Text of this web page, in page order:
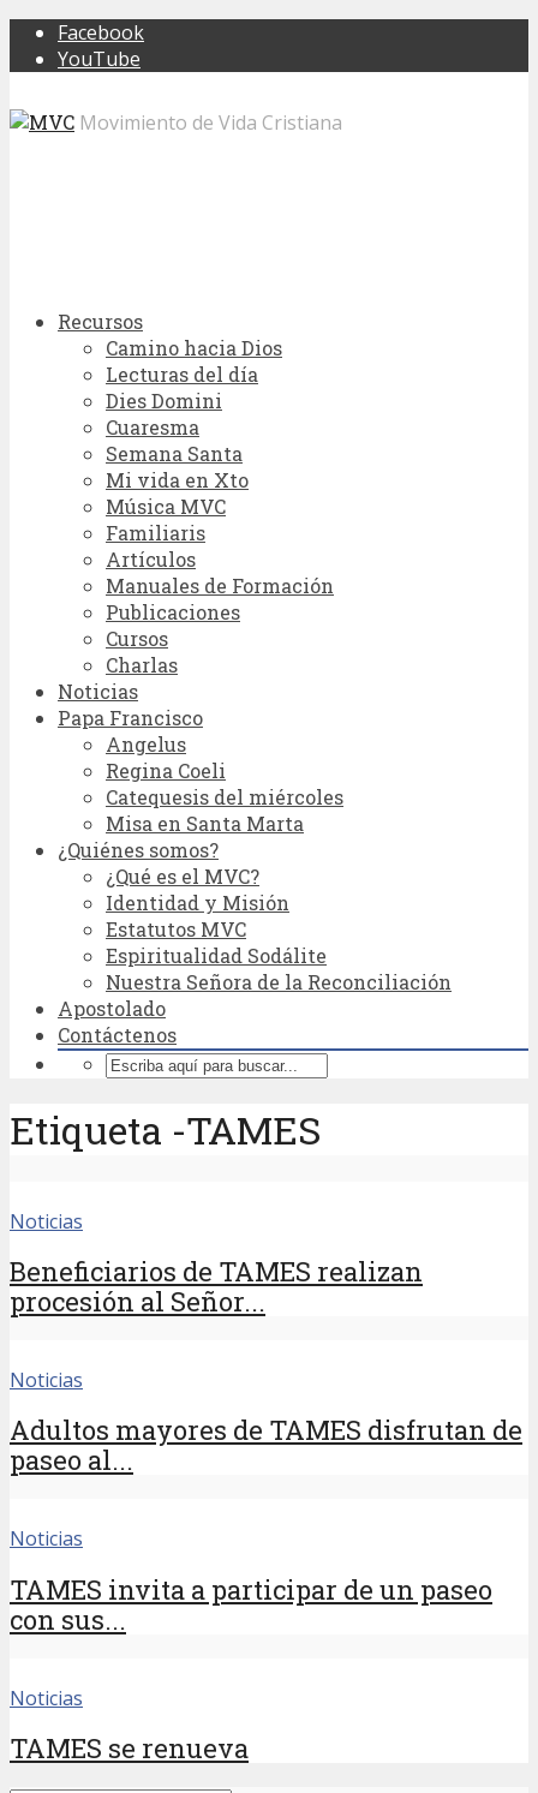
Facebook
YouTube
Movimiento de Vida Cristiana
Recursos
Camino hacia Dios
Lecturas del día
Dies Domini
Cuaresma
Semana Santa
Mi vida en Xto
Música MVC
Familiaris
Artículos
Manuales de Formación
Publicaciones
Cursos
Charlas
Noticias
Papa Francisco
Angelus
Regina Coeli
Catequesis del miércoles
Misa en Santa Marta
¿Quiénes somos?
¿Qué es el MVC?
Identidad y Misión
Estatutos MVC
Espiritualidad Sodálite
Nuestra Señora de la Reconciliación
Apostolado
Contáctenos
Etiqueta -TAMES
Noticias
Beneficiarios de TAMES realizan
procesión al Señor...
Noticias
Adultos mayores de TAMES disfrutan de
paseo al...
Noticias
TAMES invita a participar de un paseo
con sus...
Noticias
TAMES se renueva